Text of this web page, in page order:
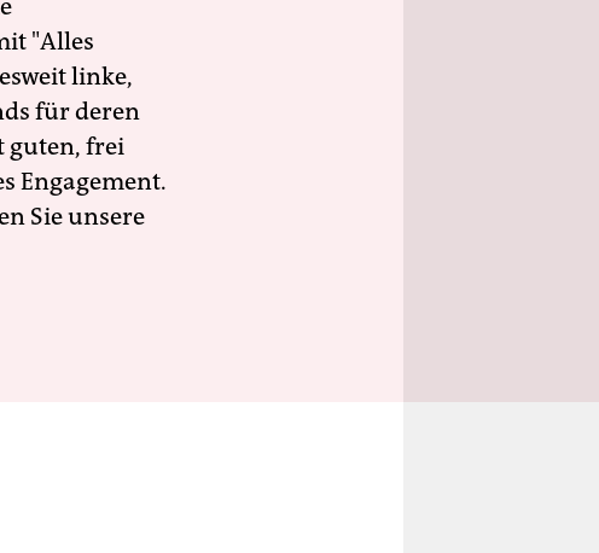
"Alles
linke,
für deren
guten, frei
Engagement.
Sie unsere